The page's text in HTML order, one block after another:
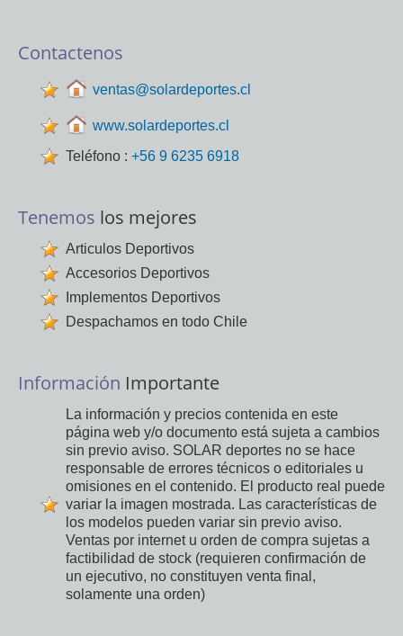
Contactenos
ventas@solardeportes.cl
www.solardeportes.cl
Teléfono : +56 9 6235 6918
Tenemos los mejores
Articulos Deportivos
Accesorios Deportivos
Implementos Deportivos
Despachamos en todo Chile
Información Importante
La información y precios contenida en este
página web y/o documento está sujeta a cambios
sin previo aviso. SOLAR deportes no se hace
responsable de errores técnicos o editoriales u
omisiones en el contenido. El producto real puede
variar la imagen mostrada. Las características de
los modelos pueden variar sin previo aviso.
Ventas por internet u orden de compra sujetas a
factibilidad de stock (requieren confirmación de
un ejecutivo, no constituyen venta final,
solamente una orden)